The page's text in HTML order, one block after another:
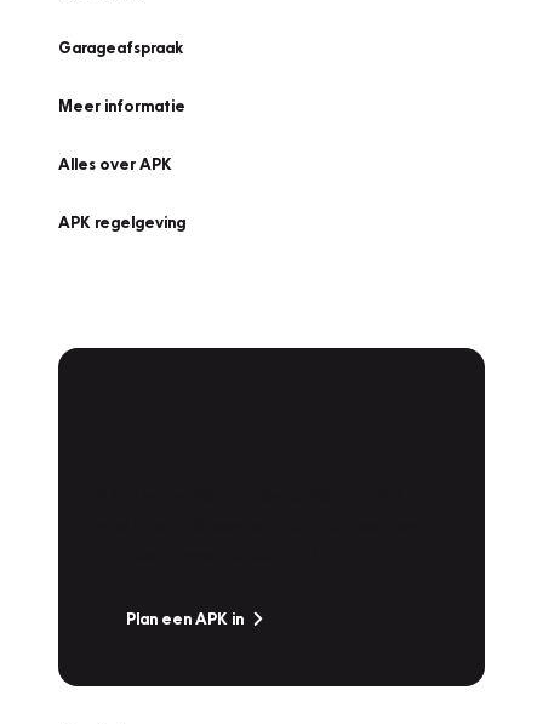
Garageafspraak
Meer informatie
Alles over APK
APK regelgeving
Plan een APK in